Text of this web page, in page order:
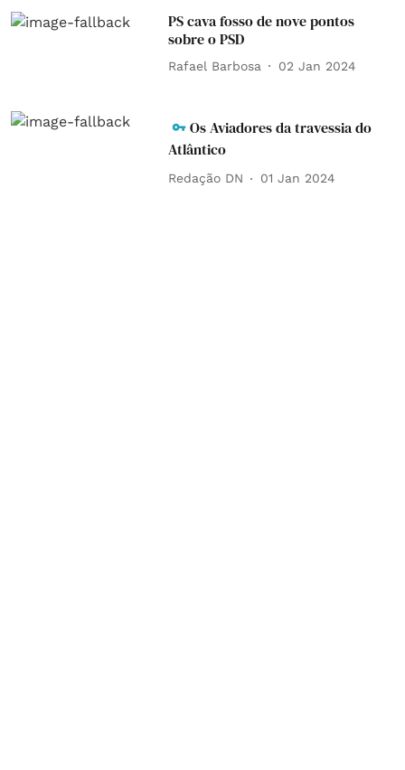
PS cava fosso de nove pontos
sobre o PSD
Rafael Barbosa 02 Jan 2024
Os Aviadores da travessia do
Atlântico
Redação DN 01 Jan 2024